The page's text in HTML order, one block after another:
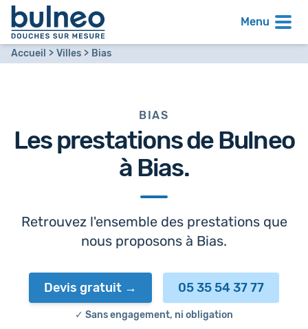
Menu
Accueil Villes Bias
BIAS
Les prestations de Bulneo
à Bias.
Retrouvez l'ensemble des prestations que
nous proposons à Bias.
Devis gratuit 05 35 54 37 77
✓ Sans engagement, ni obligation